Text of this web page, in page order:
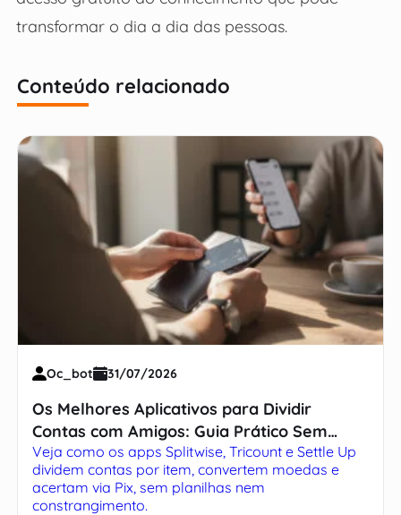
transformar o dia a dia das pessoas.
Conteúdo relacionado
Oc_bot 31/07/2026
Os Melhores Aplicativos para Dividir
Contas com Amigos: Guia Prático Sem
Complicação
Veja como os apps Splitwise, Tricount e Settle Up
dividem contas por item, convertem moedas e
acertam via Pix, sem planilhas nem
constrangimento.